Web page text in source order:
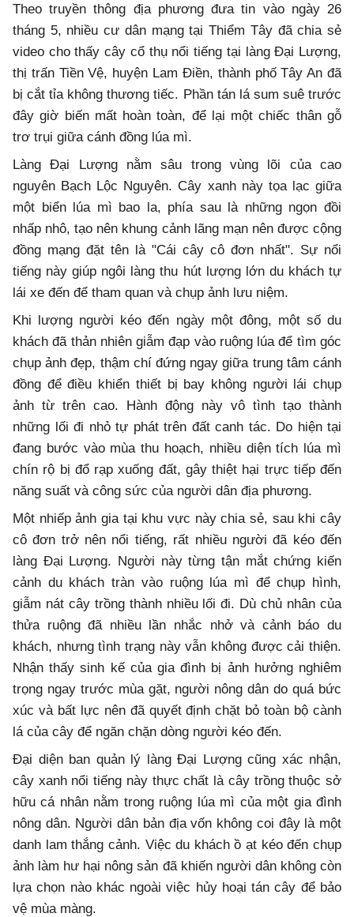
Theo truyền thông địa phương đưa tin vào ngày 26
tháng 5, nhiều cư dân mạng tại Thiểm Tây đã chia sẻ
video cho thấy cây cổ thụ nổi tiếng tại làng Đại Lượng,
thị trấn Tiền Vệ, huyện Lam Điền, thành phố Tây An đã
bị cắt tỉa không thương tiếc. Phần tán lá sum suê trước
đây giờ biến mất hoàn toàn, để lại một chiếc thân gỗ
trơ trụi giữa cánh đồng lúa mì.
Làng Đại Lượng nằm sâu trong vùng lõi của cao
nguyên Bạch Lộc Nguyên. Cây xanh này tọa lạc giữa
một biển lúa mì bao la, phía sau là những ngọn đồi
nhấp nhô, tạo nên khung cảnh lãng mạn nên được cộng
đồng mạng đặt tên là "Cái cây cô đơn nhất". Sự nổi
tiếng này giúp ngôi làng thu hút lượng lớn du khách tự
lái xe đến để tham quan và chụp ảnh lưu niệm.
Khi lượng người kéo đến ngày một đông, một số du
khách đã thản nhiên giẫm đạp vào ruộng lúa để tìm góc
chụp ảnh đẹp, thậm chí đứng ngay giữa trung tâm cánh
đồng để điều khiển thiết bị bay không người lái chụp
ảnh từ trên cao. Hành động này vô tình tạo thành
những lối đi nhỏ tự phát trên đất canh tác. Do hiện tại
đang bước vào mùa thu hoạch, nhiều diện tích lúa mì
chín rộ bị đổ rạp xuống đất, gây thiệt hại trực tiếp đến
năng suất và công sức của người dân địa phương.
Một nhiếp ảnh gia tại khu vực này chia sẻ, sau khi cây
cô đơn trở nên nổi tiếng, rất nhiều người đã kéo đến
làng Đại Lượng. Người này từng tận mắt chứng kiến
cảnh du khách tràn vào ruộng lúa mì để chụp hình,
giẫm nát cây trồng thành nhiều lối đi. Dù chủ nhân của
thửa ruộng đã nhiều lần nhắc nhở và cảnh báo du
khách, nhưng tình trạng này vẫn không được cải thiện.
Nhận thấy sinh kế của gia đình bị ảnh hưởng nghiêm
trọng ngay trước mùa gặt, người nông dân do quá bức
xúc và bất lực nên đã quyết định chặt bỏ toàn bộ cành
lá của cây để ngăn chặn dòng người kéo đến.
Đại diện ban quản lý làng Đại Lượng cũng xác nhận,
cây xanh nổi tiếng này thực chất là cây trồng thuộc sở
hữu cá nhân nằm trong ruộng lúa mì của một gia đình
nông dân. Người dân bản địa vốn không coi đây là một
danh lam thắng cảnh. Việc du khách ồ ạt kéo đến chụp
ảnh làm hư hại nông sản đã khiến người dân không còn
lựa chọn nào khác ngoài việc hủy hoại tán cây để bảo
vệ mùa màng.